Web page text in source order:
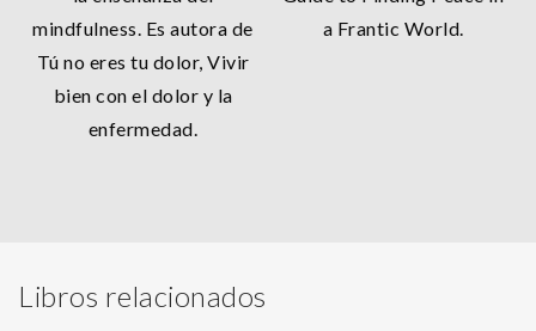
mindfulness. Es autora de
Tú no eres tu dolor, Vivir
bien con el dolor y la
enfermedad.
a Frantic World.
Libros relacionados